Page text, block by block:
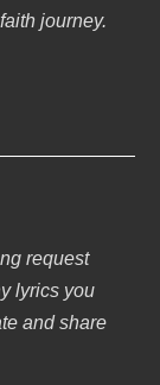
journey.
request
lyrics you
and share